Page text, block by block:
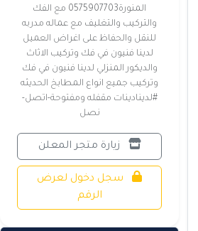
المنورة0575907703 مع الفك
والتركيب والتغليف مع عماله مدربه
للنقل والحفاظ على اغراض العميل
لدينا فنيون في فك وتركيب الاثاث
والديكور المنزلي لدينا فنيون في فك
وتركيب جميع انواع المطابخ الحديثه
#لدينادينات مقفله ومفتوحة-اتصل-
نصل
زيارة متجر المعلن
سجل دخول لعرض
الرقم